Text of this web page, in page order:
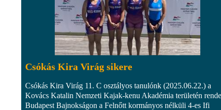
Csókás Kira Virág sikere
Csókás Kira Virág 11. C osztályos tanulónk (2025.06.22.) a
Kovács Katalin Nemzeti Kajak-kenu Akadémia területén
Budapest Bajnokságon a Felnőtt kormányos nélküli 4-es Ifi